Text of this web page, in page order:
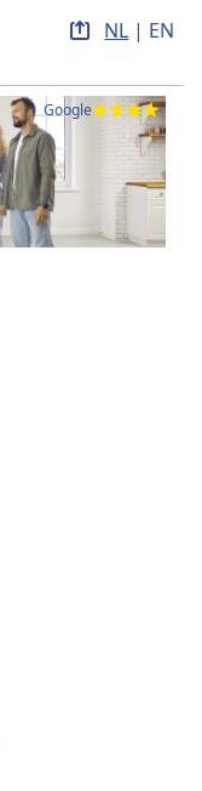
NL | EN
Google